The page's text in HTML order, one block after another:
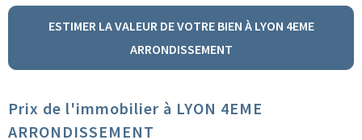
ESTIMER LA VALEUR DE VOTRE BIEN À LYON 4EME
ARRONDISSEMENT
Prix de l'immobilier à LYON 4EME
ARRONDISSEMENT